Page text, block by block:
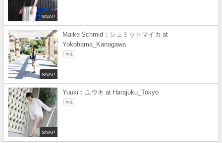
SNAP
SNAP
Maike Schmid：シュミットマイカ at
Yokohama_Kanagawa
学生
SNAP
Yuuki：ユウキ at Harajuku_Tokyo
学生